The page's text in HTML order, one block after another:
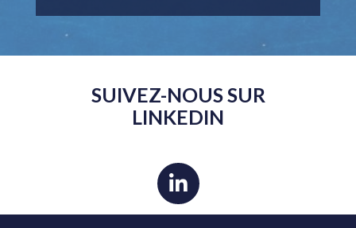
SUIVEZ-NOUS SUR
LINKEDIN